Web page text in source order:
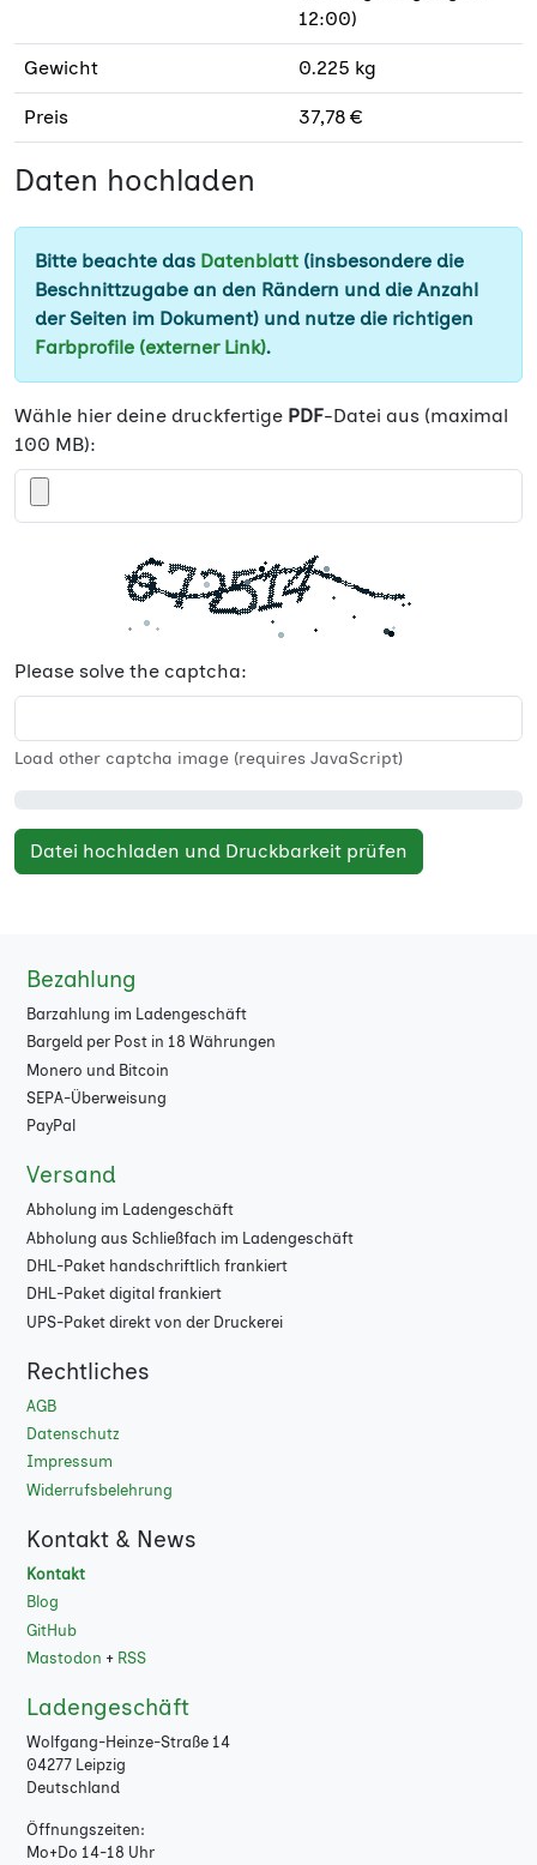
12:00)
Gewicht 0.225 kg
Preis 37,78 €
Daten hochladen
Bitte beachte das Datenblatt (insbesondere die
Beschnittzugabe an den Rändern und die Anzahl
der Seiten im Dokument) und nutze die richtigen
Farbprofile (externer Link).
Wähle hier deine druckfertige PDF-Datei aus (maximal
100 MB):
Please solve the captcha:
Load other captcha image (requires JavaScript)
Datei hochladen und Druckbarkeit prüfen
Bezahlung
Barzahlung im Ladengeschäft
Bargeld per Post in 18 Währungen
Monero und Bitcoin
SEPA-Überweisung
PayPal
Versand
Abholung im Ladengeschäft
Abholung aus Schließfach im Ladengeschäft
DHL-Paket handschriftlich frankiert
DHL-Paket digital frankiert
UPS-Paket direkt von der Druckerei
Rechtliches
AGB
Datenschutz
Impressum
Widerrufsbelehrung
Kontakt & News
Kontakt
Blog
GitHub
Mastodon + RSS
Ladengeschäft
Wolfgang-Heinze-Straße 14
04277 Leipzig
Deutschland
Öffnungszeiten:
Mo+Do 14-18 Uhr